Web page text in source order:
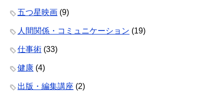
五つ星映画 (9)
人間関係・コミュニケーション (19)
仕事術 (33)
健康 (4)
出版・編集講座 (2)